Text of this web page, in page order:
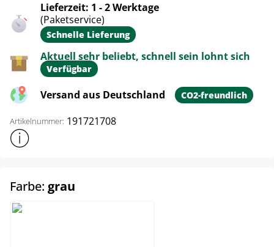
Lieferzeit: 1 - 2 Werktage
(Paketservice)
Schnelle Lieferung
Aktuell sehr beliebt, schnell sein lohnt sich
Verfügbar
Versand aus Deutschland CO2-freundlich
Artikelnummer: 191721708
Weitere Produktinformationen anzeigen
Farbe: grau